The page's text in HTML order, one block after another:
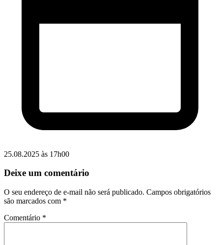
25.08.2025 às 17h00
Deixe um comentário
O seu endereço de e-mail não será publicado. Campos obrigatórios
são marcados com *
Comentário *